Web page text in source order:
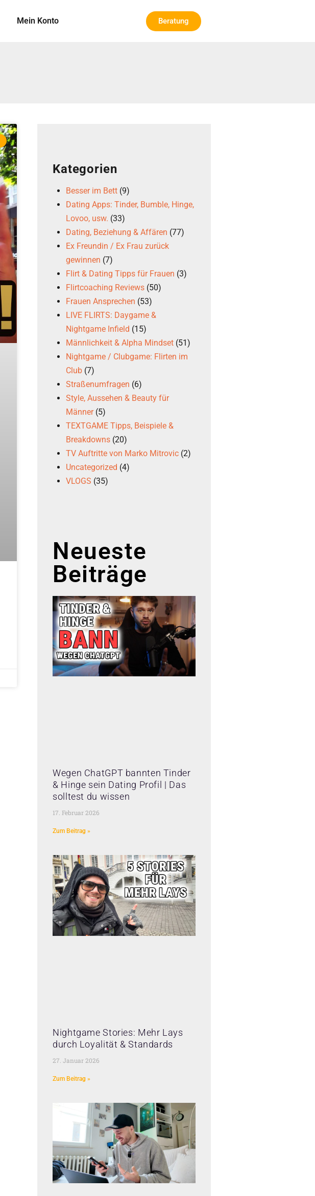
Mein Konto Beratung
Kategorien
Besser im Bett (9)
Dating Apps: Tinder, Bumble, Hinge,
Lovoo, usw. (33)
Dating, Beziehung & Affären (77)
Ex Freundin / Ex Frau zurück
gewinnen (7)
Flirt & Dating Tipps für Frauen (3)
Flirtcoaching Reviews (50)
Frauen Ansprechen (53)
LIVE FLIRTS: Daygame &
Nightgame Infield (15)
Männlichkeit & Alpha Mindset (51)
Nightgame / Clubgame: Flirten im
Club (7)
Straßenumfragen (6)
Style, Aussehen & Beauty für
Männer(5)
TEXTGAME Tipps, Beispiele &
Breakdowns (20)
TV Auftritte von Marko Mitrovic (2)
Uncategorized (4)
VLOGS (35)
Neueste
Beiträge
Wegen ChatGPT bannten Tinder
& Hinge sein Dating Profil | Das
solltest du wissen
17. Februar 2026
Zum Beitrag »
Nightgame Stories: Mehr Lays
durch Loyalität & Standards
27. Januar 2026
Zum Beitrag »